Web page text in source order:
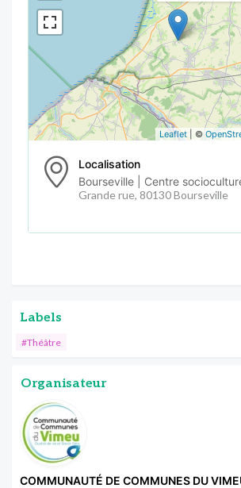
Leaflet | ©
Localisation
Bourseville | Centre
Grande rue, 80130 Bourseville
Labels
#Théâtre
Organisateur
COMMUNAUTÉ DE COMMUNES DU